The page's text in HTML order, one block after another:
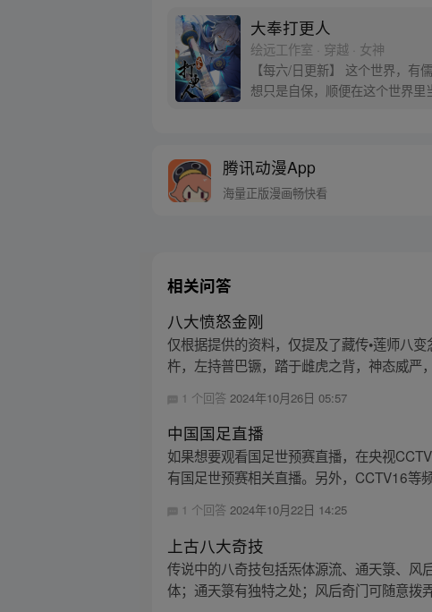
大奉打更人
绘远工作室 · 穿越 · 女神
【每六/日更新】 这个世界，
想只是自保，顺便在这个世界
腾讯动漫App
海量正版漫画畅快看
相关问答
八大愤怒金刚
仅根据提供的资料，仅提及了藏传•莲师八
杵，左持普巴镢，踏于雌虎之背，神态威严
1 个回答2024年10月26日 05:57
中国国足直播
如果想要观看国足世预赛直播，在央视
有国足世预赛相关直播。另外，CCTV16等
1 个回答2024年10月22日 14:25
上古八大奇技
传说中的八奇技包括炁体源流、通天箓、风
体；通天箓有独特之处；风后奇门可随意拨